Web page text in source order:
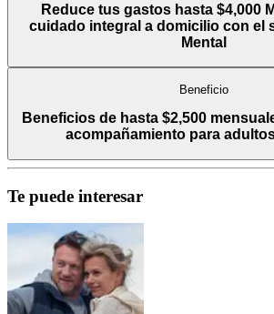
Reduce tus gastos hasta $4,000
cuidado integral a domicilio con el
Mental
Beneficio
Beneficios de hasta $2,500
acompañamiento para
Te puede interesar